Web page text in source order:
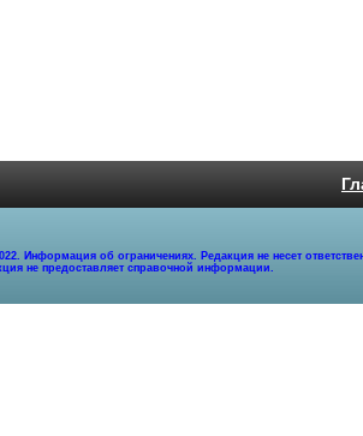
Информация об ограничениях. Редакция не несет
не предоставляет справочной информации.